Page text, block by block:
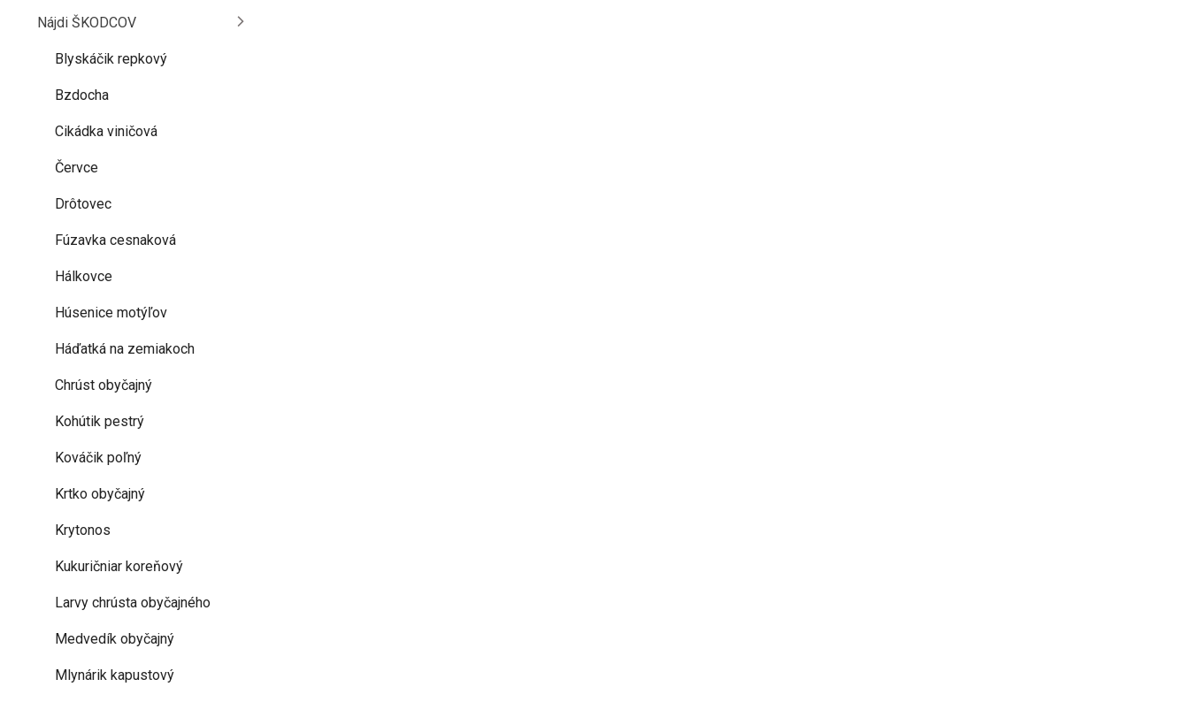
Nájdi ŠKODCOV
Blyskáčik repkový
Bzdocha
Cikádka viničová
Červce
Drôtovec
Fúzavka cesnaková
Hálkovce
Húsenice motýľov
Háďatká na zemiakoch
Chrúst obyčajný
Kohútik pestrý
Kováčik poľný
Krtko obyčajný
Krytonos
Kukuričniar koreňový
Larvy chrústa obyčajného
Medvedík obyčajný
Mlynárik kapustový